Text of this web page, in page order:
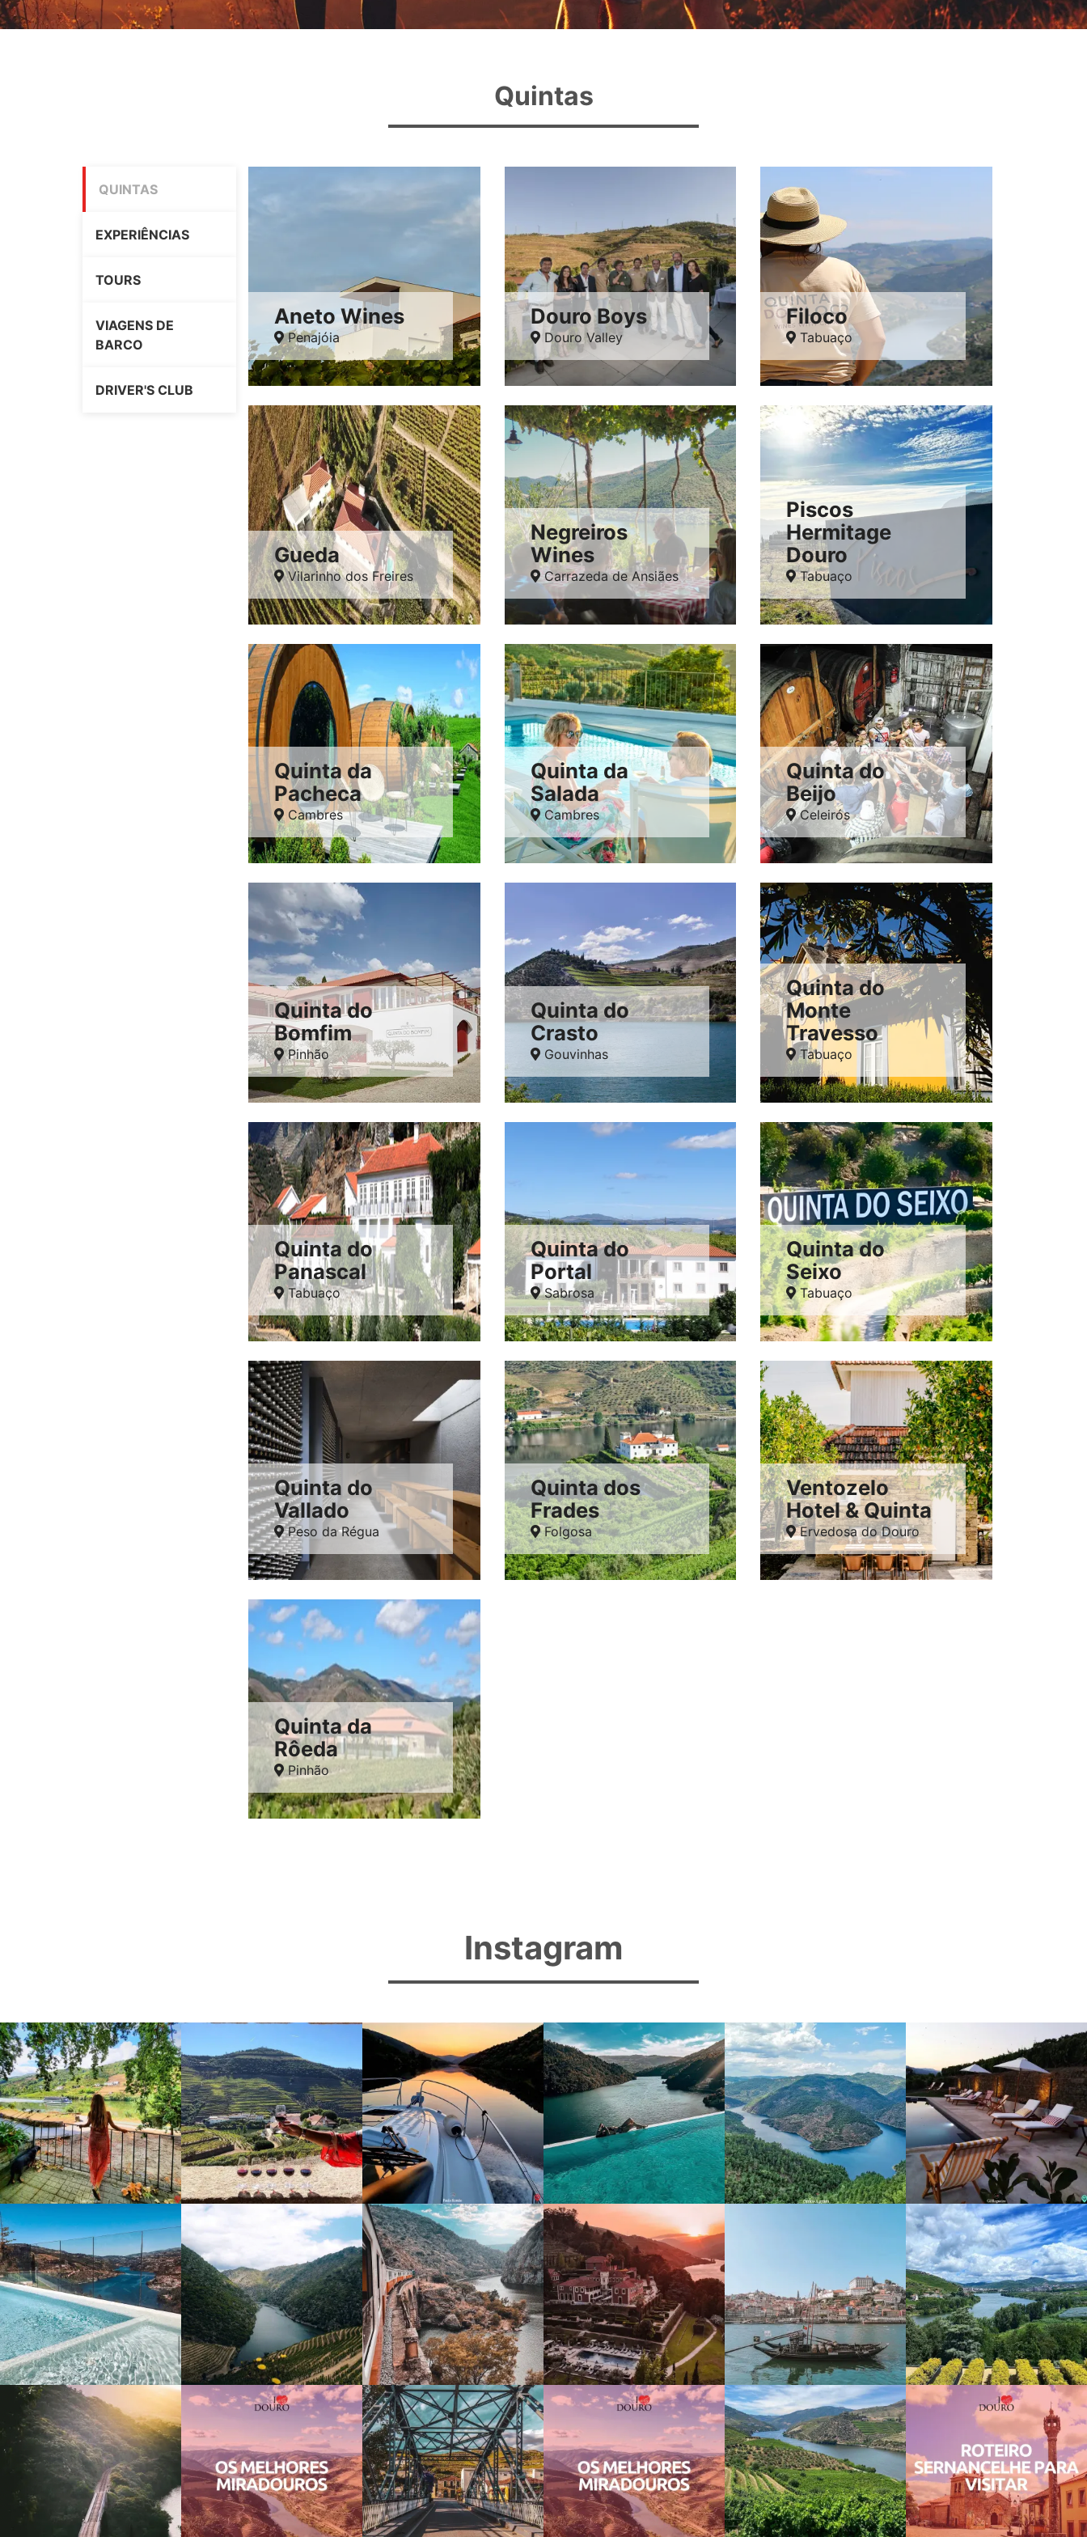
Quintas
QUINTAS
EXPERIÊNCIAS
TOURS
VIAGENS DE
BARCO
DRIVER'S CLUB
Aneto Wines
Penajóia
Douro Boys
Douro Valley
Filoco
Tabuaço
Gueda
Vilarinho dos Freires
Negreiros
Wines
Carrazeda de Ansiães
Piscos
Hermitage
Douro
Tabuaço
Quinta da
Pacheca
Cambres
Quinta da
Salada
Cambres
Quinta do
Beijo
Celeirós
Quinta do
Bomfim
Pinhão
Quinta do
Crasto
Gouvinhas
Quinta do
Monte
Travesso
Tabuaço
Quinta do
Panascal
Tabuaço
Quinta do
Portal
Sabrosa
Quinta do
Seixo
Tabuaço
Quinta do
Vallado
Peso da Régua
Quinta dos
Frades
Folgosa
Ventozelo
Hotel & Quinta
Ervedosa do Douro
Quinta da
Rôeda
Pinhão
Instagram